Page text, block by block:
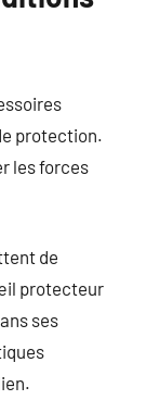
protection.
les forces
de
protecteur
ses